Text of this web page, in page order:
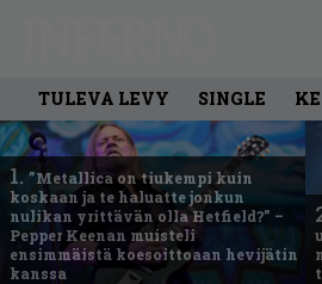
TULEVA LEVY SINGLE
1. ”Metallica on tiukempi kuin
koskaan ja te haluatte jonkun
nulikan yrittävän olla Hetfield?” –
Pepper Keenan muisteli
ensimmäistä koesoittoaan hevijätin
kanssa